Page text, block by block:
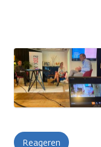
Reageren